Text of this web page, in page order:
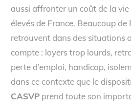
aussi affronter un coût de la
élevés de France. Beaucoup de
retrouvent dans des situations
compte : loyers trop lourds,
perte d’emploi, handicap,
dans ce contexte que le
CASVP prend toute son